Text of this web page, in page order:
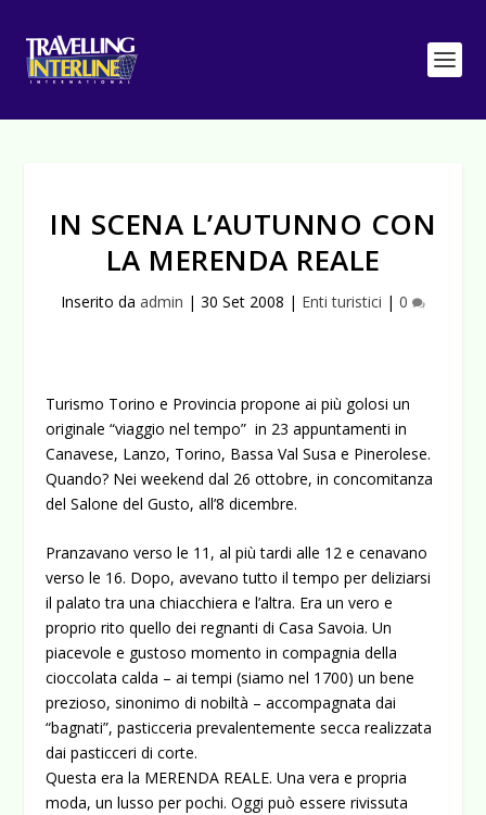
IN SCENA L’AUTUNNO CON
LA MERENDA REALE
Inserito da admin | 30 Set 2008 | Enti turistici | 0
Turismo Torino e Provincia propone ai più golosi un
originale “viaggio nel tempo” in 23 appuntamenti in
Canavese, Lanzo, Torino, Bassa Val Susa e Pinerolese.
Quando? Nei weekend dal 26 ottobre, in concomitanza
del Salone del Gusto, all’8 dicembre.
Pranzavano verso le 11, al più tardi alle 12 e cenavano
verso le 16. Dopo, avevano tutto il tempo per deliziarsi
il palato tra una chiacchiera e l’altra. Era un vero e
proprio rito quello dei regnanti di Casa Savoia. Un
piacevole e gustoso momento in compagnia della
cioccolata calda – ai tempi (siamo nel 1700) un bene
prezioso, sinonimo di nobiltà – accompagnata dai
“bagnati”, pasticceria prevalentemente secca realizzata
dai pasticceri di corte.
Questa era la MERENDA REALE. Una vera e propria
moda, un lusso per pochi. Oggi può essere rivissuta